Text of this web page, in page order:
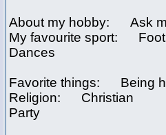
About my hobby: Ask
My favourite sport:
Dances
Favorite things: Being
Religion: Christian
Party